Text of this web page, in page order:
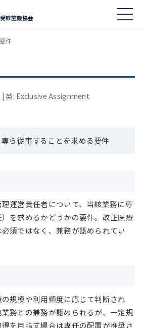
診施設協会
件
英: Exclusive Assignment
ら従事することを求める要件
運営責任者について、当該業務に専
を求めるかどうかの要件。改正医療
須ではなく、兼務が認められてい
規模や利用頻度に応じて判断され
務との兼務が認められるが、一定規
を目指す場合は専任の配置が推奨さ